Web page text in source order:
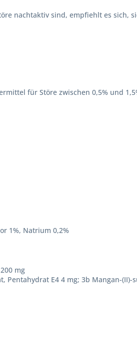
nachtaktiv sind, empfiehlt es sich,
für Störe zwischen 0,5% und
1%, Natrium 0,2%
mg
Pentahydrat E4 4 mg; 3b Mangan-(II)-